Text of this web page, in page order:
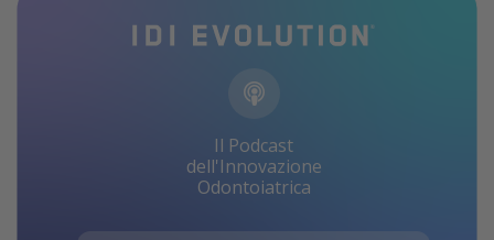
Il Podcast
dell'Innovazione
Odontoiatrica